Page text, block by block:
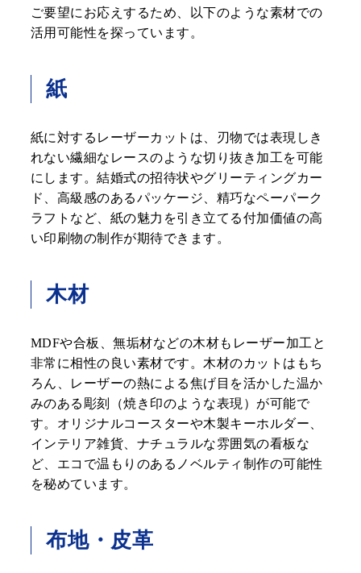
ご要望にお応えするため、以下のような素材での
活用可能性を探っています。
紙
紙に対するレーザーカットは、刃物では表現しき
れない繊細なレースのような切り抜き加工を可能
にします。結婚式の招待状やグリーティングカー
ド、高級感のあるパッケージ、精巧なペーパーク
ラフトなど、紙の魅力を引き立てる付加価値の高
い印刷物の制作が期待できます。
木材
MDFや合板、無垢材などの木材もレーザー加工と
非常に相性の良い素材です。木材のカットはもち
ろん、レーザーの熱による焦げ目を活かした温か
みのある彫刻（焼き印のような表現）が可能で
す。オリジナルコースターや木製キーホルダー、
インテリア雑貨、ナチュラルな雰囲気の看板な
ど、エコで温もりのあるノベルティ制作の可能性
を秘めています。
布地・皮革